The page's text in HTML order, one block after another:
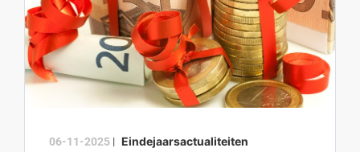
06-11-2025 | Eindejaarsactualiteiten